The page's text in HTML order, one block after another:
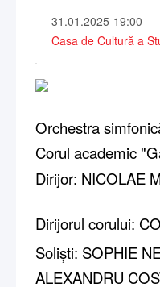
31.01.2025 19:00
Casa de Cultură a
Orchestra
Corul academic
Dirijor: NICOLAE
Dirijorul corului:
Soliști: SOPHIE
ALEXANDRU